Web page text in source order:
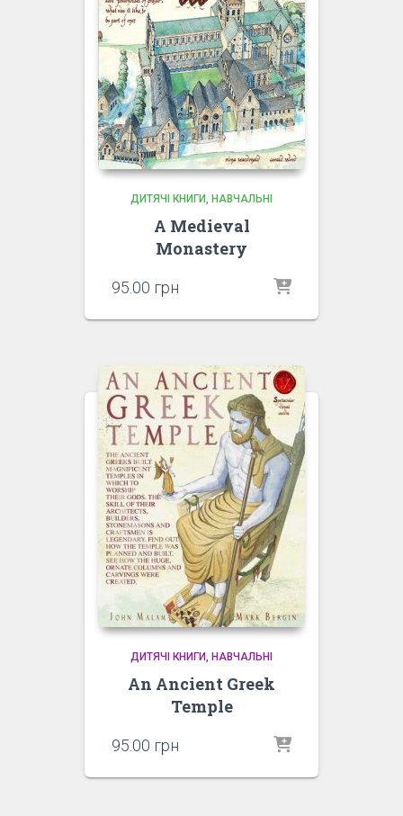
ДИТЯЧІ КНИГИ НАВЧАЛЬНІ
A Medieval
Monastery
95.00 грн
ДИТЯЧІ КНИГИ НАВЧАЛЬНІ
An Ancient Greek
Temple
95.00 грн